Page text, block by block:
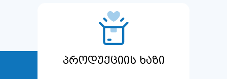
პროდუქციის ხაზი